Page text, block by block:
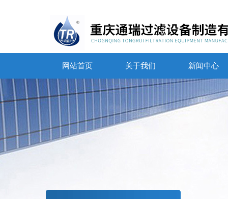
网站首页 关于我们 新闻中心